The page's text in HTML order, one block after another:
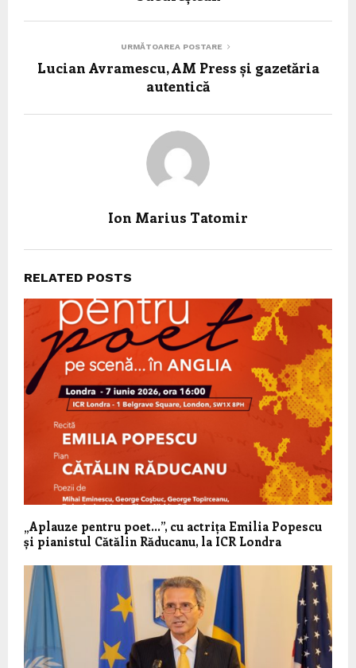
URMĂTOAREA POSTARE
Lucian Avramescu, AM Press și gazetăria
autentică
Ion Marius Tatomir
RELATED POSTS
„Aplauze pentru poet…”, cu actrița Emilia Popescu
și pianistul Cătălin Răducanu, la ICR Londra